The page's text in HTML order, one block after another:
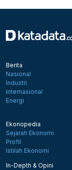
Berita
Nasional
Industri
Internasional
Energi
Ekonopedia
Sejarah Ekonomi
Profil
Istilah Ekonomi
In-Depth & Opini